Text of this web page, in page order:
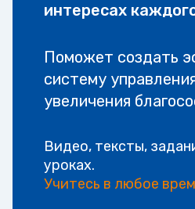
интересах
Поможет создать
систему
увеличения
Видео, тексты,
уроках.
Учитесь в любое